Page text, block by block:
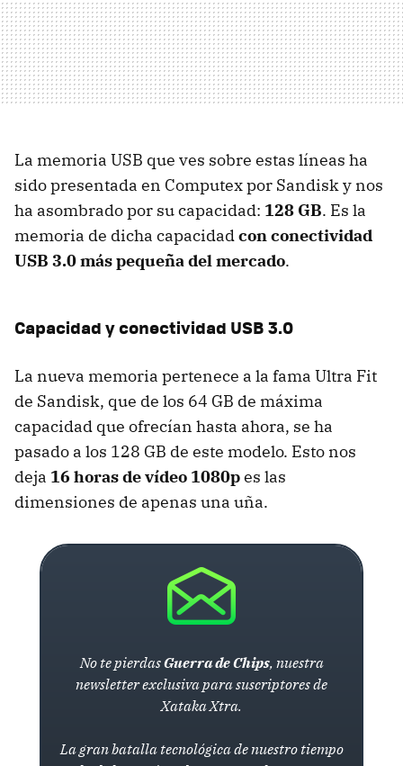
La memoria USB que ves sobre estas líneas ha
sido presentada en Computex por Sandisk y nos
ha asombrado por su capacidad: 128 GB. Es la
memoria de dicha capacidadcon conectividad
USB 3.0 más pequeña del mercado.
Capacidad y conectividad USB 3.0
La nueva memoria pertenece a la fama Ultra Fit
de Sandisk, que de los 64 GB de máxima
capacidad que ofrecían hasta ahora, se ha
pasado a los 128 GB de este modelo. Esto nos
deja 16 horas de vídeo 1080pes las
dimensiones de apenas una uña.
No te pierdasGuerra de Chips, nuestra
newsletter exclusiva para suscriptores de
Xataka Xtra.
La gran batalla tecnológica de nuestro tiempo